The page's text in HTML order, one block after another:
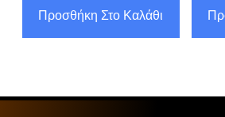
Προσθήκη Στο Καλάθι